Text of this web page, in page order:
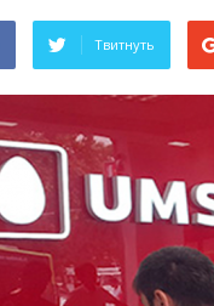
Твитнуть